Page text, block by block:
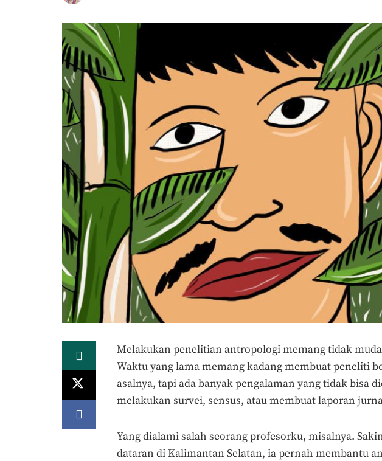
Melakukan penelitian antropologi memang tidak
Waktu yang lama memang kadang membuat peneliti
asalnya, tapi ada banyak pengalaman yang tidak bisa
melakukan survei, sensus, atau membuat laporan
Yang dialami salah seorang profesorku, misalnya.
dataran di Kalimantan Selatan, ia pernah membantu